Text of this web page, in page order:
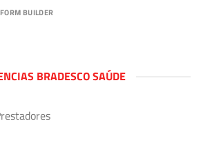
BUILDER
BRADESCO SAÚDE